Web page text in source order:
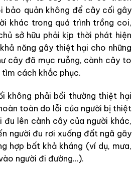
bảo quản không để cây cối gây
khác trong quá trình trồng coi,
sở hữu phải kịp thời phát hiện
năng gây thiệt hại cho những
cây đã mục ruỗng, cành cây to
cách khắc phục.
không phải bồi thường thiệt hại
toàn do lỗi của người bị thiệt
đu lên cành cây của người khác,
người đu rơi xuống đất ngã gãy
hợp bất khả kháng (ví dụ, mưa,
người đi đường…).